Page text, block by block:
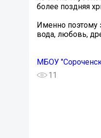
более поздняя
Именно поэтому
вода, любовь,
МБОУ
11